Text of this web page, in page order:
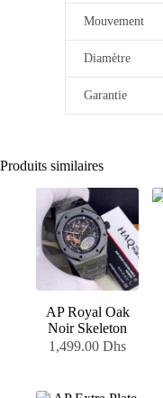
Mouvement
Diamètre
Garantie
Produits similaires
AP Royal Oak
Noir Skeleton
1,499.00Dhs